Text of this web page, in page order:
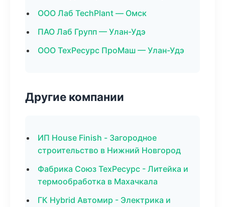
ООО Лаб TechPlant — Омск
ПАО Лаб Групп — Улан-Удэ
ООО ТехРесурс ПроМаш — Улан-Удэ
Другие компании
ИП House Finish - Загородное
строительство в Нижний Новгород
Фабрика Союз ТехРесурс - Литейка и
термообработка в Махачкала
ГК Hybrid Автомир - Электрика и